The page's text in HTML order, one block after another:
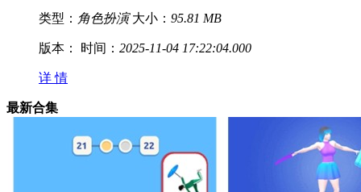
类型： 角色扮演 大小： 95.81 MB
版本： 时间： 2025-11-04 17:22:04.000
详 情
最新合集